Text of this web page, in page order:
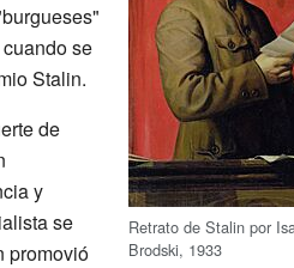
Retrato de Stalin por
Brodski, 1933
se
Stalin.
de
y
se
promovió